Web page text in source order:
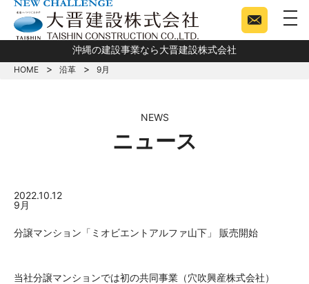
沖縄の建設事業なら大晋建設株式会社
HOME 沿革 9月
NEWS
ニュース
2022.10.12
9月
分譲マンション「ミオビエントアルファ山下」 販売開始
当社分譲マンションでは初の共同事業（穴吹興産株式会社）